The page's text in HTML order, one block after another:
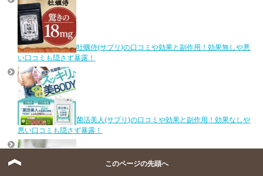
牡蠣侍(サプリ)の口コミや効果と副作用！効果無しや悪
い口コミも隠さず暴露！
菌活美人(サプリ)の口コミや効果と副作用！効果なしや
悪い口コミも隠さず暴露！
このページの先頭へ